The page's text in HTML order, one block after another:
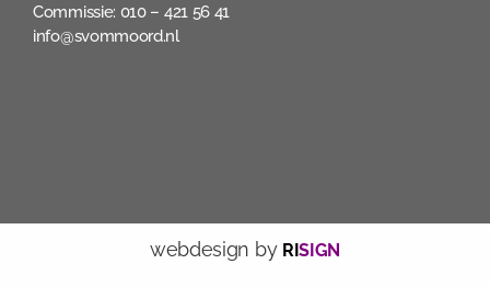
Commissie: 010 – 421 56 41
info@svommoord.nl
webdesign by RISIGN